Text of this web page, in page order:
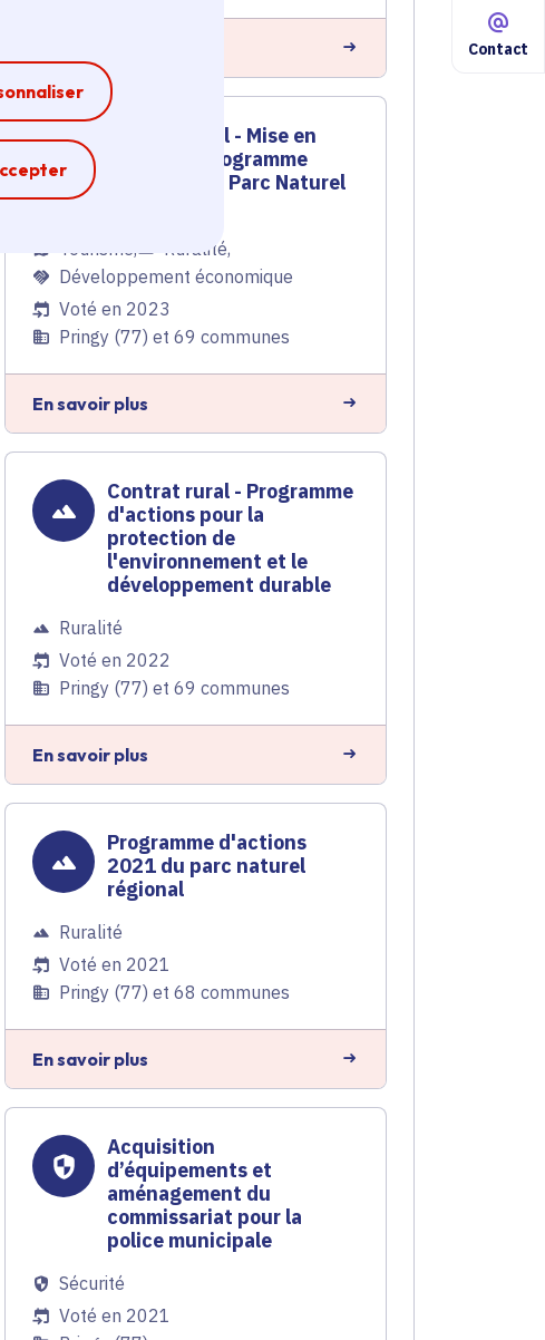
Contact
Contrat rural - Mise en
œuvre du programme
d'actions du Parc Naturel
Tourisme, Ruralité,
Développement économique
Voté en 2023
Pringy (77) et 69 communes
En savoir plus
Contrat rural - Programme
d'actions pour la
protection de
l'environnement et le
développement durable
Ruralité
Voté en 2022
Pringy (77) et 69 communes
En savoir plus
Programme d'actions
2021 du parc naturel
régional
Ruralité
Voté en 2021
Pringy (77) et 68 communes
En savoir plus
Acquisition
d’équipements et
aménagement du
commissariat pour la
police municipale
Sécurité
Voté en 2021